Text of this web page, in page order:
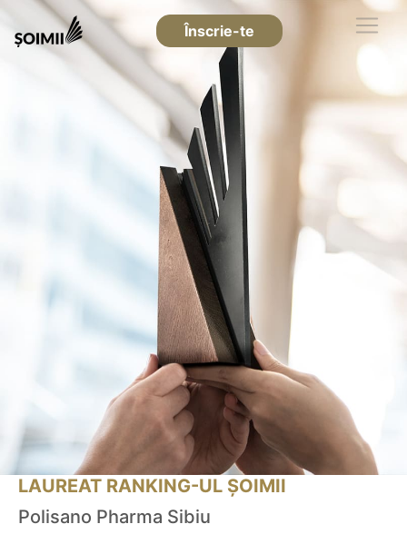
Înscrie-te
LAUREAT RANKING-UL ȘOIMII
Polisano Pharma Sibiu